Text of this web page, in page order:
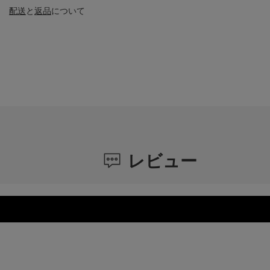
配送と返品について
レビュー